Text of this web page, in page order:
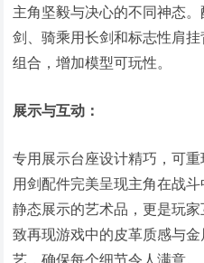
主角坚毅与决心的不同神态
剑、骑乘用长剑和标志性肩
组合，增加模型可玩性。
展示与互动：
专用展示台座设计精巧，可
用剑配件完美呈现主角在战
静态展示的艺术品，更是玩
致再现游戏中的皮革质感与